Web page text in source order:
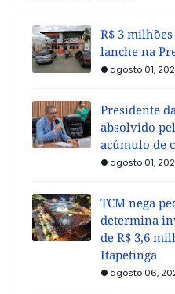
R$ 3
lanche na
agosto 01,
Presidente
absolvido
acúmulo de
agosto 01,
TCM nega
determina
de R$ 3,6
Itapetinga
agosto 06,